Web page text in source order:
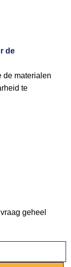
de
de materialen
te
geheel